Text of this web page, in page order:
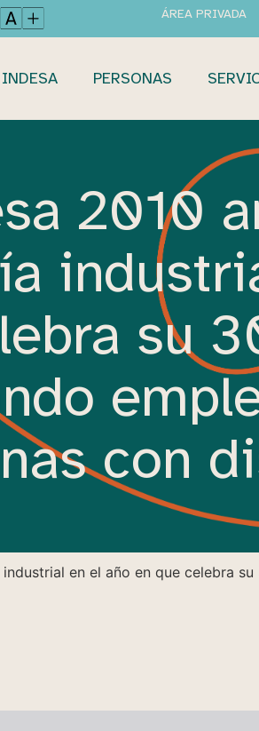
ÁREA PRIVADA
INDESA PERSONAS
2010
su
con
en el año en que celebra